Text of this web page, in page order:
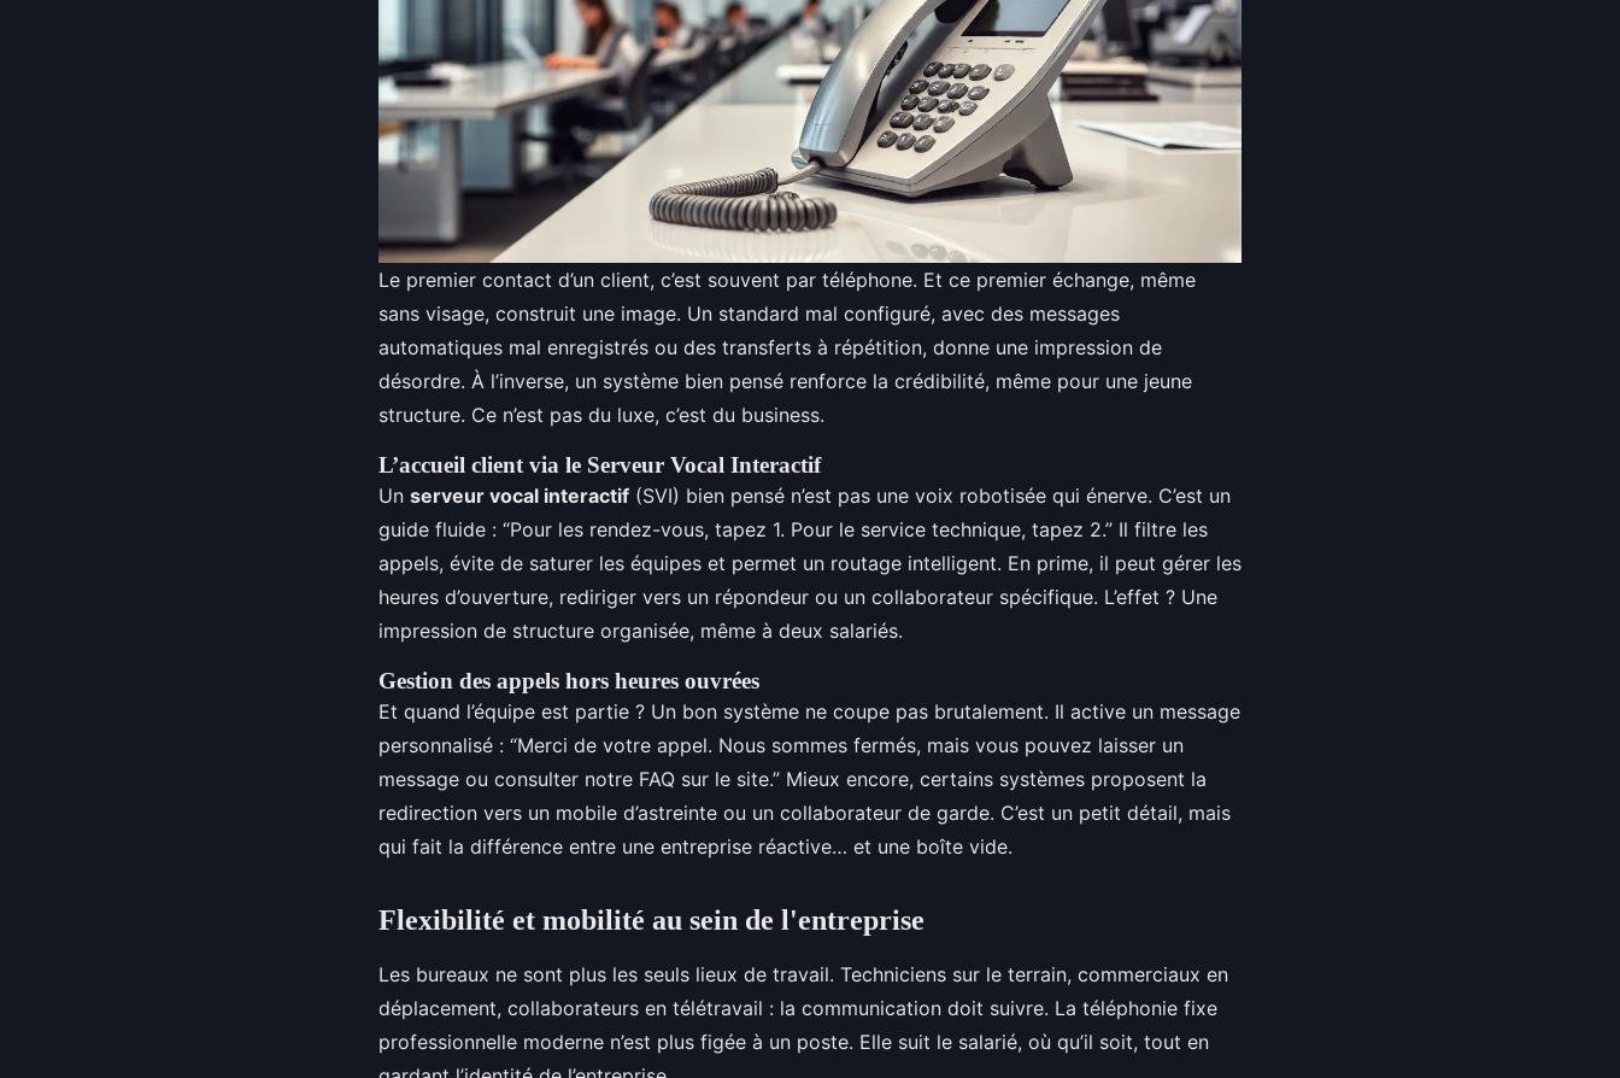
Le premier contact d’un client, c’est souvent par téléphone. Et ce premier échange, même
sans visage, construit une image. Un standard mal configuré, avec des messages
automatiques mal enregistrés ou des transferts à répétition, donne une impression de
désordre. À l’inverse, un système bien pensé renforce la crédibilité, même pour une jeune
structure. Ce n’est pas du luxe, c’est du business.
L’accueil client via le Serveur Vocal Interactif
Un serveur vocal interactif (SVI) bien pensé n’est pas une voix robotisée qui énerve. C’est un
guide fluide : “Pour les rendez-vous, tapez 1. Pour le service technique, tapez 2.” Il filtre les
appels, évite de saturer les équipes et permet un routage intelligent. En prime, il peut gérer les
heures d’ouverture, rediriger vers un répondeur ou un collaborateur spécifique. L’effet ? Une
impression de structure organisée, même à deux salariés.
Gestion des appels hors heures ouvrées
Et quand l’équipe est partie ? Un bon système ne coupe pas brutalement. Il active un message
personnalisé : “Merci de votre appel. Nous sommes fermés, mais vous pouvez laisser un
message ou consulter notre FAQ sur le site.” Mieux encore, certains systèmes proposent la
redirection vers un mobile d’astreinte ou un collaborateur de garde. C’est un petit détail, mais
qui fait la différence entre une entreprise réactive… et une boîte vide.
Flexibilité et mobilité au sein de l'entreprise
Les bureaux ne sont plus les seuls lieux de travail. Techniciens sur le terrain, commerciaux en
déplacement, collaborateurs en télétravail : la communication doit suivre. La téléphonie fixe
professionnelle moderne n’est plus figée à un poste. Elle suit le salarié, où qu’il soit, tout en